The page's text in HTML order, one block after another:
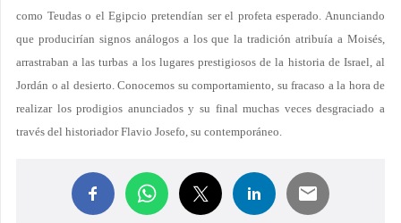
como Teudas o el Egipcio pretendían ser el profeta esperado. Anunciando
que producirían signos análogos a los que la tradición atribuía a Moisés,
arrastraban a las turbas a los lugares prestigiosos de la historia de Israel, al
Jordán o al desierto. Conocemos su comportamiento, su fracaso a la hora de
realizar los prodigios anunciados y su final muchas veces desgraciado a
través del historiador Flavio Josefo, su contemporáneo.